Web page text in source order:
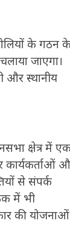
के गठन
जाएगा।
और स्थानीय
क्षेत्र में
कार्यकर्ताओं
से संपर्क
में भी
की योजनाओं